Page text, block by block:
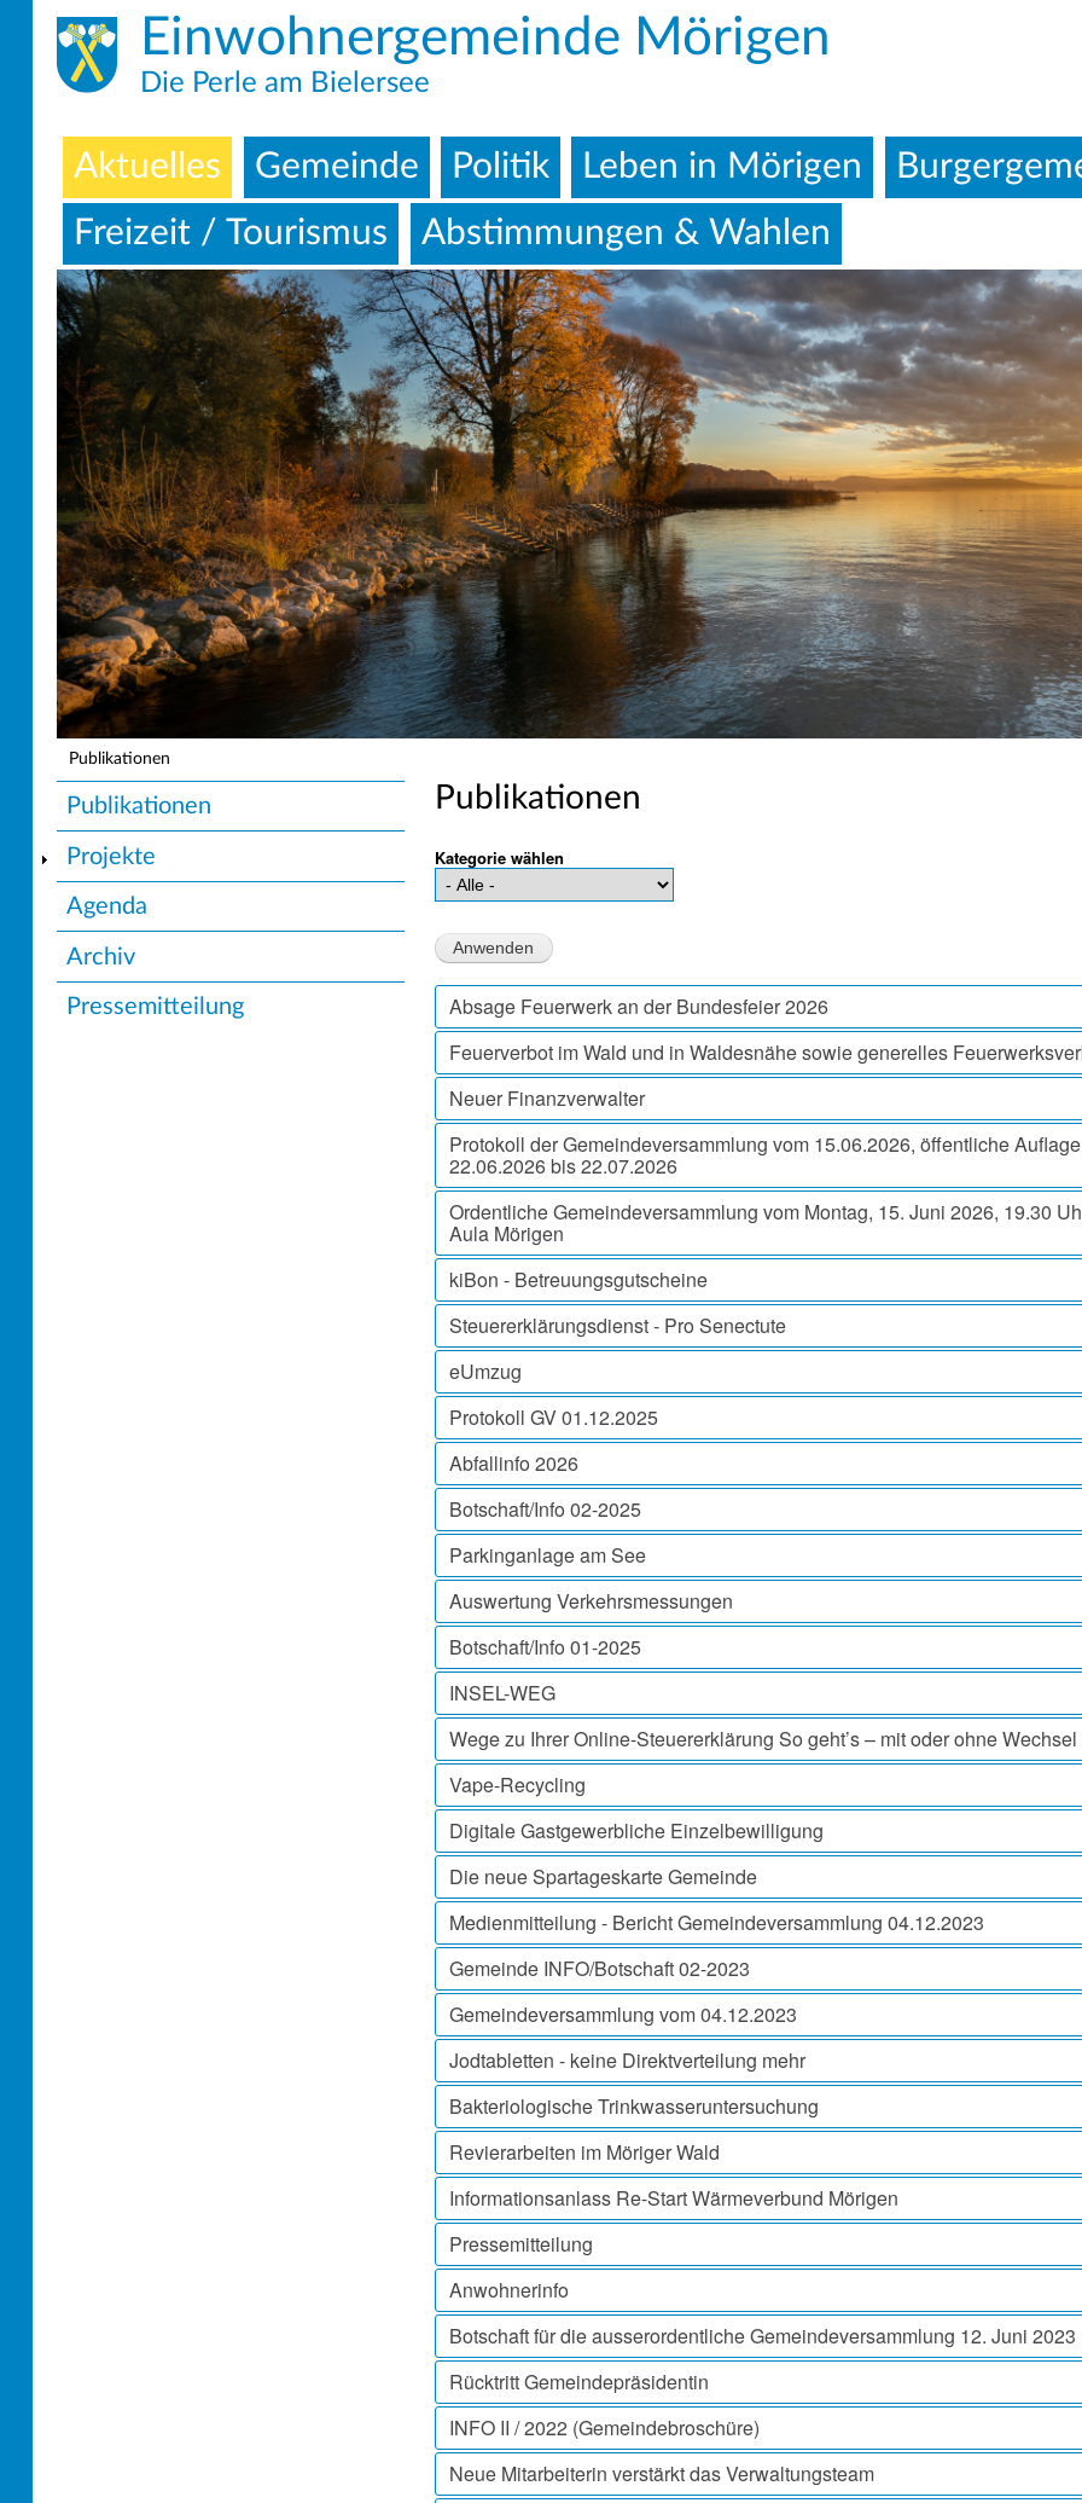
zum
Einwohnergemeinde Mörigen
Die Perle am Bielersee
Aktuelles Gemeinde Politik Leben in Mörigen
Freizeit / Tourismus
Abstimmungen & Wahlen
Pfadnavigation
Publikationen
Publikationen
Kategorie wählen
Absage Feuerwerk an der Bundesfeier 2026
Feuerverbot im Wald und in Waldesnähe sowie generelles
Neuer Finanzverwalter
Protokoll der Gemeindeversammlung vom 15.06.2026, öffentliche Auflage
22.06.2026 bis 22.07.2026
Ordentliche Gemeindeversammlung vom Montag, 15. Juni 2026, 19.30
Aula Mörigen
kiBon - Betreuungsgutscheine
Steuererklärungsdienst - Pro Senectute
eUmzug
Protokoll GV 01.12.2025
Abfallinfo 2026
Botschaft/Info 02-2025
Parkinganlage am See
Auswertung Verkehrsmessungen
Botschaft/Info 01-2025
INSEL-WEG
Wege zu Ihrer Online-Steuererklärung So geht’s – mit oder ohne Wechsel
Vape-Recycling
Digitale Gastgewerbliche Einzelbewilligung
Die neue Spartageskarte Gemeinde
Medienmitteilung - Bericht Gemeindeversammlung 04.12.2023
Gemeinde INFO/Botschaft 02-2023
Gemeindeversammlung vom 04.12.2023
Jodtabletten - keine Direktverteilung mehr
Bakteriologische Trinkwasseruntersuchung
Revierarbeiten im Möriger Wald
Informationsanlass Re-Start Wärmeverbund Mörigen
Pressemitteilung
Anwohnerinfo
Botschaft für die ausserordentliche Gemeindeversammlung 12. Juni 2023
Rücktritt Gemeindepräsidentin
INFO II / 2022 (Gemeindebroschüre)
Neue Mitarbeiterin verstärkt das Verwaltungsteam
Unternavigation
Publikationen
Projekte
Agenda
Archiv
Pressemitteilung